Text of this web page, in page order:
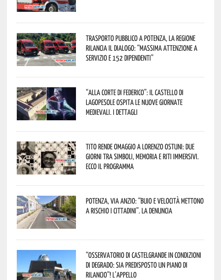
Trasporto pubblico a Potenza, la Regione
rilancia il dialogo: “Massima attenzione a
servizio e 152 dipendenti”
“Alla corte di Federico”: il Castello di
Lagopesole ospita le nuove Giornate
Medievali. I dettagli
Tito rende omaggio a Lorenzo Ostuni: due
giorni tra simboli, memoria e riti immersivi.
Ecco il programma
Potenza, Via Anzio: “Buio e velocità mettono
a rischio i cittadini”. La denuncia
“Osservatorio di Castelgrande in condizioni
di degrado: sia predisposto un piano di
rilancio”! L’appello